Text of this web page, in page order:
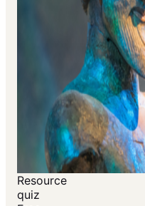
Resource
quiz